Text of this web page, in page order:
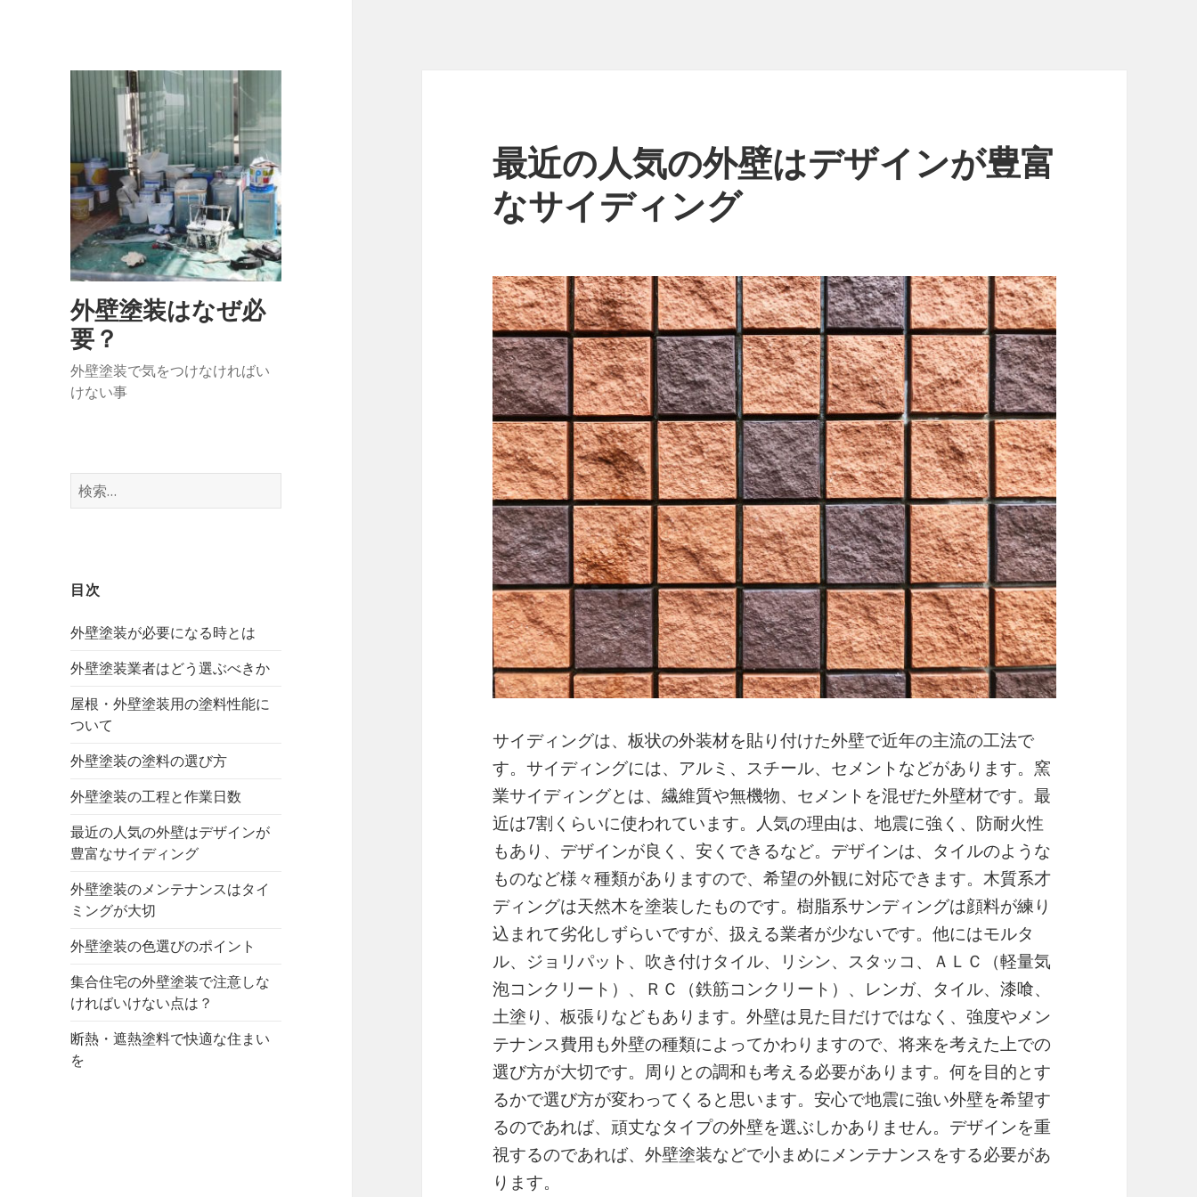
外壁塗装はなぜ必
要？
外壁塗装で気をつけなければい
けない事
検
索:
目次
外壁塗装が必要になる時とは
外壁塗装業者はどう選ぶべきか
屋根・外壁塗装用の塗料性能に
ついて
外壁塗装の塗料の選び方
外壁塗装の工程と作業日数
最近の人気の外壁はデザインが
豊富なサイディング
外壁塗装のメンテナンスはタイ
ミングが大切
外壁塗装の色選びのポイント
集合住宅の外壁塗装で注意しな
ければいけない点は？
断熱・遮熱塗料で快適な住まい
を
最近の人気の外壁はデザインが豊富
なサイディング
サイディングは、板状の外装材を貼り付けた外壁で近年の主流の工法で
す。サイディングには、アルミ、スチール、セメントなどがあります。窯
業サイディングとは、繊維質や無機物、セメントを混ぜた外壁材です。最
近は7割くらいに使われています。人気の理由は、地震に強く、防耐火性
もあり、デザインが良く、安くできるなど。デザインは、タイルのような
ものなど様々種類がありますので、希望の外観に対応できます。木質系才
ディングは天然木を塗装したものです。樹脂系サンディングは顔料が練り
込まれて劣化しずらいですが、扱える業者が少ないです。他にはモルタ
ル、ジョリパット、吹き付けタイル、リシン、スタッコ、ＡＬＣ（軽量気
泡コンクリート）、ＲＣ（鉄筋コンクリート）、レンガ、タイル、漆喰、
土塗り、板張りなどもあります。外壁は見た目だけではなく、強度やメン
テナンス費用も外壁の種類によってかわりますので、将来を考えた上での
選び方が大切です。周りとの調和も考える必要があります。何を目的とす
るかで選び方が変わってくると思います。安心で地震に強い外壁を希望す
るのであれば、頑丈なタイプの外壁を選ぶしかありません。デザインを重
視するのであれば、外壁塗装などで小まめにメンテナンスをする必要があ
ります。